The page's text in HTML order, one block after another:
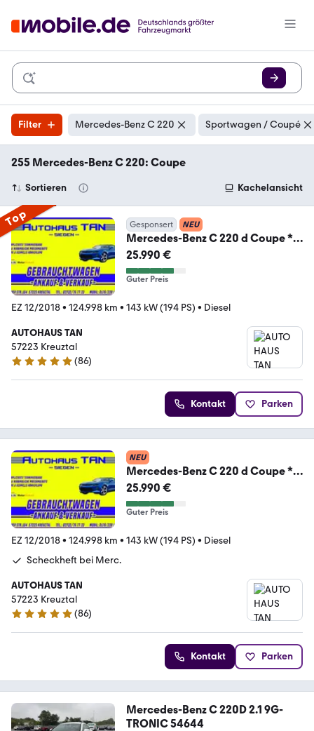
Filter Mercedes-Benz C 220 Sportwagen / Coupé
255 Mercedes-Benz C 220: Coupe
Sortieren Kachelansicht
Top Gesponsert NEU
Mercedes-Benz C 220 d Coupe *
AMG FELGEN *
25.990 €
Guter Preis
EZ 12/2018• 124.998 km • 143 kW (194 PS) • Diesel
AUTOHAUS TAN
57223 Kreuztal
4.8 Sterne
(86)
Kontakt Parken
NEU
Mercedes-Benz C 220 d Coupe *
AMG FELGEN *
25.990 €
Guter Preis
EZ 12/2018• 124.998 km • 143 kW (194 PS) • Diesel
Scheckheft bei Merc.
AUTOHAUS TAN
57223 Kreuztal
4.8 Sterne
(86)
Kontakt Parken
Mercedes-Benz C 220D 2.1 9G-
TRONIC 54644